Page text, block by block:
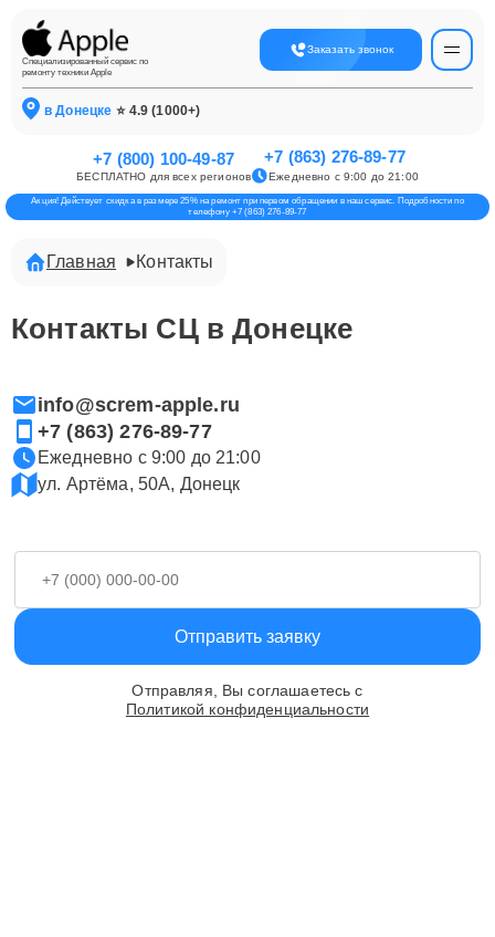
Специализированный сервис по
ремонту техники Apple
Заказать звонок
в Донецке ⭐ 4.9 (1000+)
+7 (800) 100-49-87
БЕСПЛАТНО для всех регионов
+7 (863) 276-89-77
Ежедневно с 9:00 до 21:00
Акция! Действует скидка в размере 25% на ремонт при первом обращении в наш сервис. Подробности по
телефону +7 (863) 276-89-77
Главная Контакты
Контакты СЦ в Донецке
info@screm-apple.ru
+7 (863) 276-89-77
Ежедневно с 9:00 до 21:00
ул. Артёма, 50А, Донецк
Отправить заявку
Отправляя, Вы соглашаетесь с
Политикой конфиденциальности